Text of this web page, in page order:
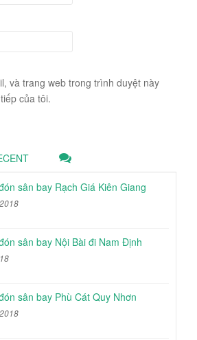
và trang web trong trình duyệt này
của tôi.
sân bay Rạch Giá Kiên Giang
sân bay Nội Bài đi Nam Định
sân bay Phù Cát Quy Nhơn